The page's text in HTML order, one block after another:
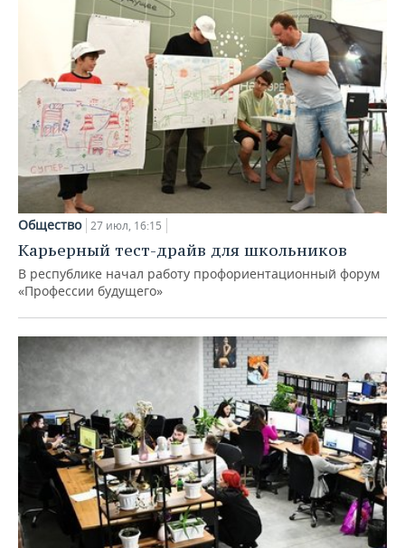
Общество 27 июл, 16:15
Карьерный тест-драйв для школьников
В республике начал работу профориентационный форум
«Профессии будущего»